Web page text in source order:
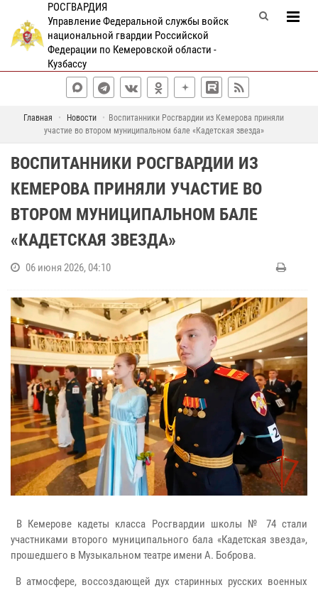
РОСГВАРДИЯ
Управление Федеральной службы войск
национальной гвардии Российской
Федерации по Кемеровской области -
Кузбассу
Главная Новости
Воспитанники Росгвардии из Кемерова приняли
участие во втором муниципальном бале «Кадетская звезда»
ВОСПИТАННИКИ РОСГВАРДИИ ИЗ
КЕМЕРОВА ПРИНЯЛИ УЧАСТИЕ ВО
ВТОРОМ МУНИЦИПАЛЬНОМ БАЛЕ
«КАДЕТСКАЯ ЗВЕЗДА»
06 июня 2026, 04:10
В Кемерове кадеты класса Росгвардии школы № 74 стали
участниками второго муниципального бала «Кадетская звезда»,
прошедшего в Музыкальном театре имени А. Боброва.
В атмосфере, воссоздающей дух старинных русских военных